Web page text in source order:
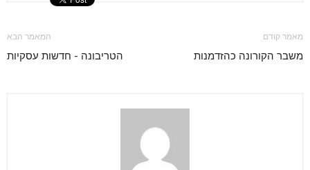
מאמר קודם
משבר הקורונה כהזדמנות
המאמר הבא
הטריבונה - חדשות עסקיות